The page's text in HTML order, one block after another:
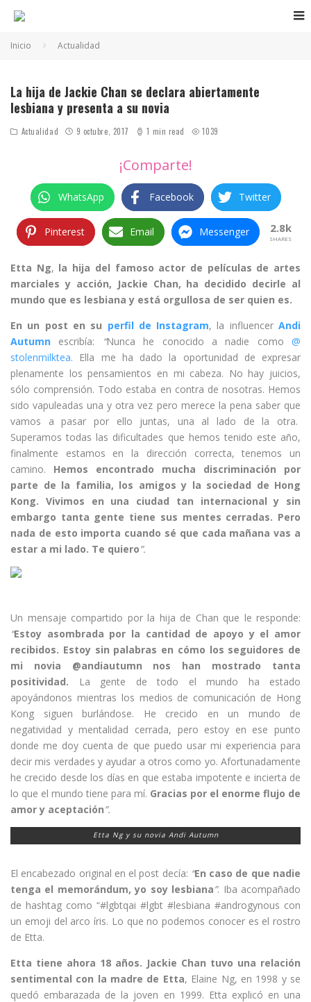
Inicio Actualidad
La hija de Jackie Chan se declara abiertamente
lesbiana y presenta a su novia
Actualidad 9 octubre, 2017 1 min read 1039
¡Comparte!
WhatsApp Facebook Twitter
Pinterest Email Messenger 2.8k
SHARES
Etta Ng, la hija del famoso actor de películas de artes
marciales y acción, Jackie Chan, ha decidido decirle al
mundo que es lesbiana y está orgullosa de ser quien es.
En un post en su perfil de Instagram, la influencerAndi
Autumn escribía: “Nunca he conocido a nadie como @
stolenmilktea. Ella me ha dado la oportunidad de expresar
plenamente los pensamientos en mi cabeza. No hay juicios,
sólo comprensión. Todo estaba en contra de nosotras. Hemos
sido vapuleadas una y otra vez pero merece la pena saber que
vamos a pasar por ello juntas, una al lado de la otra.
Superamos todas las dificultades que hemos tenido este año,
finalmente estamos en la dirección correcta, tenemos un
camino. Hemos encontrado mucha discriminación por
parte de la familia, los amigos y la sociedad de Hong
Kong. Vivimos en una ciudad tan internacional y sin
embargo tanta gente tiene sus mentes cerradas. Pero
nada de esto importa cuando sé que cada mañana vas a
estar a mi lado. Te quiero”.
Un mensaje compartido por la hija de Chan que le responde:
“Estoy asombrada por la cantidad de apoyo y el amor
recibidos. Estoy sin palabras en cómo los seguidores de
mi novia @andiautumn nos han mostrado tanta
positividad. La gente de todo el mundo ha estado
apoyándonos mientras los medios de comunicación de Hong
Kong siguen burlándose. He crecido en un mundo de
negatividad y mentalidad cerrada, pero estoy en ese punto
donde me doy cuenta de que puedo usar mi experiencia para
decir mis verdades y ayudar a otros como yo. Afortunadamente
he crecido desde los días en que estaba impotente e incierta de
lo que el mundo tiene para mí. Gracias por el enorme flujo de
amor y aceptación”.
Etta Ng y su novia Andi Autumn
El encabezado original en el post decía: “En caso de que nadie
tenga el memorándum, yo soy lesbiana”. Iba acompañado
de hashtag como “#lgbtqai #lgbt #lesbiana #androgynous con
un emoji del arco íris. Lo que no podemos conocer es el rostro
de Etta.
Etta tiene ahora 18 años. Jackie Chan tuvo una relación
sentimental con la madre de Etta, Elaine Ng, en 1998 y se
quedó embarazada de la joven en 1999. Etta explicó en una